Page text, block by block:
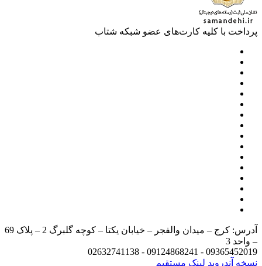
با کلیه کارت‌های عضو شبکه شتاب
آدرس: کرج – میدان والفجر – خیابان یکتا – کوچه گلبرگ 2 – پلاک 69
3
09365452019 - 09124868241 -
آندرویدلینک مستقیم